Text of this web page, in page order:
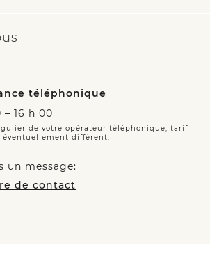
téléphonique
– 16 h 00
de votre opérateur téléphonique, tarif
différent.
un message:
de contact